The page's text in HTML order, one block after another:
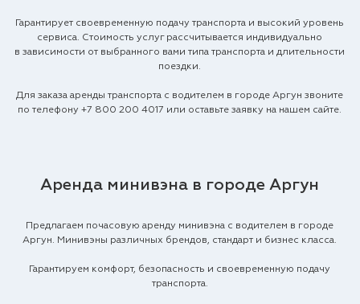
Гарантирует своевременную подачу транспорта и высокий уровень
сервиса. Стоимость услуг рассчитывается индивидуально
в зависимости от выбранного вами типа транспорта и длительности
поездки.
Для заказа аренды транспорта с водителем в городе Аргун звоните
по телефону+7 800 200 4017 или оставьте заявку на нашем сайте.
Аренда минивэна в городе Аргун
Предлагаем почасовую аренду минивэна с водителем в городе
Аргун. Минивэны различных брендов, стандарт и бизнес класса.
Гарантируем комфорт, безопасность и своевременную подачу
транспорта.